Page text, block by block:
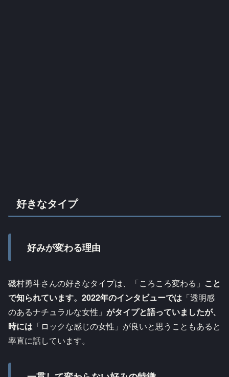
好きなタイプ
好みが変わる理由
磯村勇斗さんの好きなタイプは、「ころころ変わる」 こと
で知られています。2022年のインタビューでは 「透明感
のあるナチュラルな女性」 がタイプと語っていましたが、
時には 「ロックな感じの女性」が良いと思うこともあると
率直に話しています。